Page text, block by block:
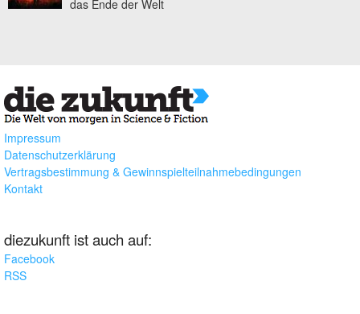
das Ende der Welt
Impressum
Datenschutzerklärung
Vertragsbestimmung & Gewinnspielteilnahmebedingungen
Kontakt
diezukunft ist auch auf:
Facebook
RSS